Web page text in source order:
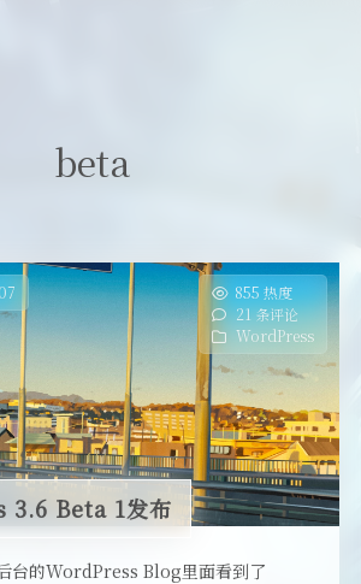
beta
855 热度
21 条评论
WordPress
Beta 1发布
台的WordPress Blog里面看到了